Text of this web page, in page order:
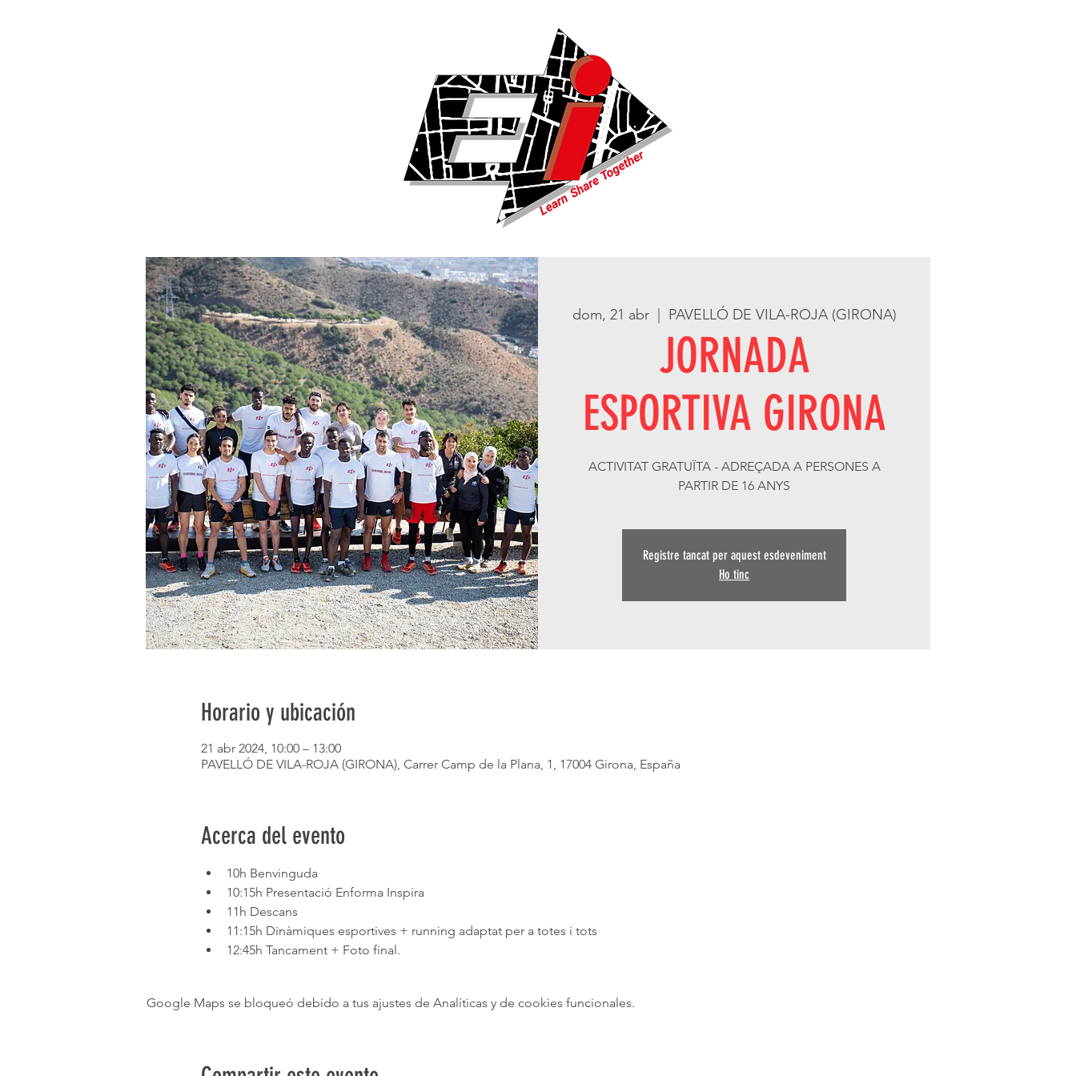
dom, 21 abr
  |
PAVELLÓ DE VILA-ROJA (GIRONA)
JORNADA
ESPORTIVA GIRONA
ACTIVITAT GRATUÏTA - ADREÇADA A PERSONES A
PARTIR DE 16 ANYS
Registre tancat per aquest esdeveniment
Ho tinc
Horario y ubicación
21 abr 2024, 10:00 – 13:00
PAVELLÓ DE VILA-ROJA (GIRONA), Carrer Camp de la Plana, 1, 17004 Girona, España
Acerca del evento
10h Benvinguda
10:15h Presentació Enforma Inspira
11h Descans
11:15h Dinàmiques esportives + running adaptat per a totes i tots
12:45h Tancament + Foto final.
Google Maps se bloqueó debido a tus ajustes de Analíticas y de cookies funcionales.